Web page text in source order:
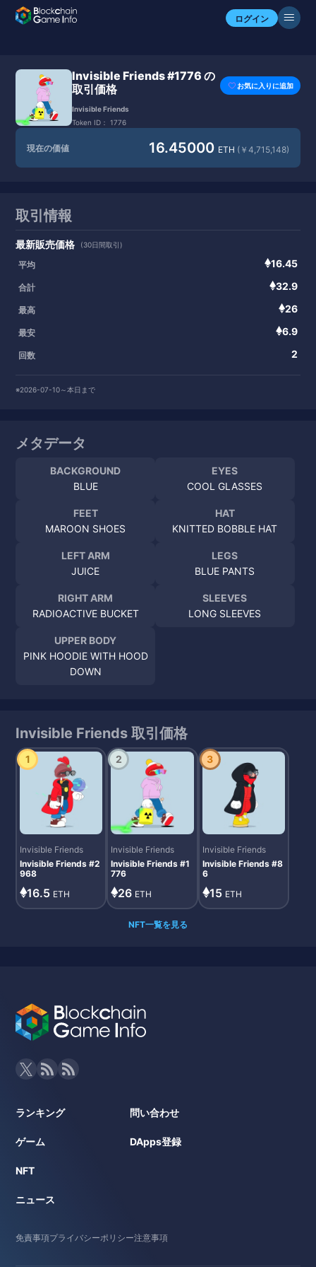
ログイン
Invisible Friends #1776 の
取引価格
Invisible Friends
Token ID： 1776
現在の価値 16.45000 ETH (￥4,715,148)
お気に入りに追加
取引情報
最新販売価格 (30日間取引)
平均
合計
最高
最安
回数
16.45
32.9
26
6.9
2
※2026-07-10～本日まで
メタデータ
BACKGROUND
BLUE
EYES
COOL GLASSES
FEET
MAROON SHOES
HAT
KNITTED BOBBLE HAT
LEFT ARM
JUICE
LEGS
BLUE PANTS
RIGHT ARM
RADIOACTIVE BUCKET
SLEEVES
LONG SLEEVES
UPPER BODY
PINK HOODIE WITH HOOD
DOWN
Invisible Friends 取引価格
1
Invisible Friends
Invisible Friends #2
968
16.5 ETH
2
Invisible Friends
Invisible Friends #1
776
26 ETH
3
Invisible Friends
Invisible Friends #8
6
15 ETH
NFT一覧を見る
ランキング
ゲーム
NFT
ニュース
問い合わせ
DApps登録
免責事項プライバシーポリシー注意事項